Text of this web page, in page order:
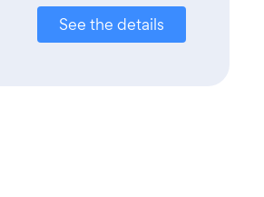
See the details